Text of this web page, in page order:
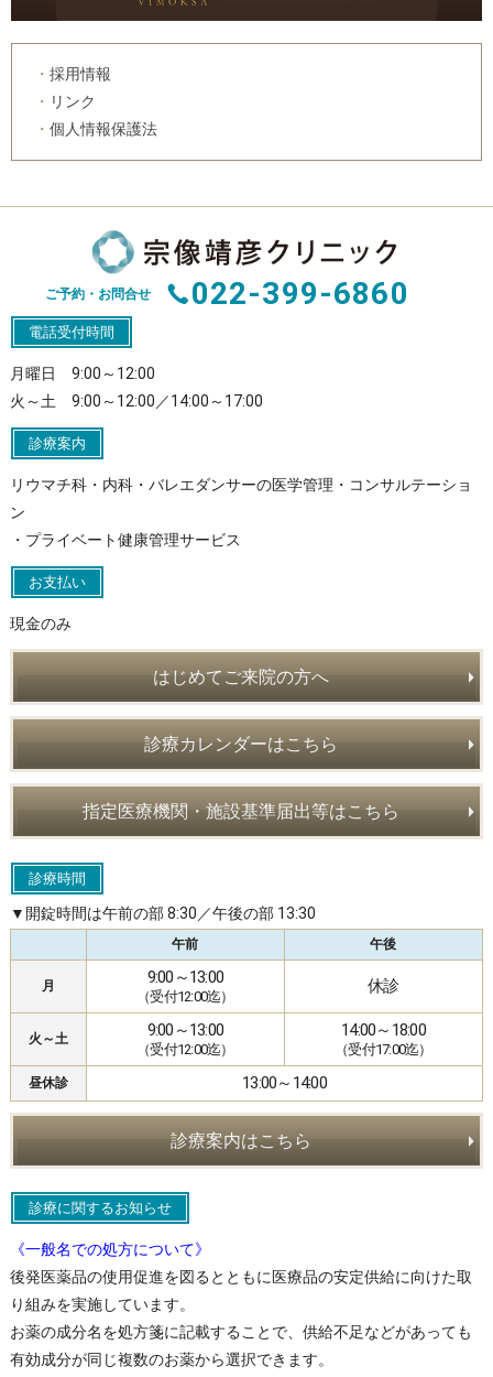
採用情報
リンク
個人情報保護法
ご予約・お問合せ 022-399-6860
電話受付時間
月曜日 9:00～12:00
火～土 9:00～12:00／14:00～17:00
診療案内
リウマチ科・内科・バレエダンサーの医学管理・コンサルテーショ
ン
・プライベート健康管理サービス
お支払い
現金のみ
はじめてご来院の方へ
診療カレンダーはこちら
指定医療機関・施設基準届出等はこちら
診療時間
▼開錠時間は午前の部 8:30／午後の部 13:30
午前 午後
月 9:00～13:00
（受付12:00迄）
休診
火～土 9:00～13:00
（受付12:00迄）
14:00～18:00
（受付17:00迄）
昼休診 13:00～14:00
診療案内はこちら
診療に関するお知らせ
《一般名での処方について》
後発医薬品の使用促進を図るとともに医療品の安定供給に向けた取
り組みを実施しています。
お薬の成分名を処方箋に記載することで、供給不足などがあっても
有効成分が同じ複数のお薬から選択できます。